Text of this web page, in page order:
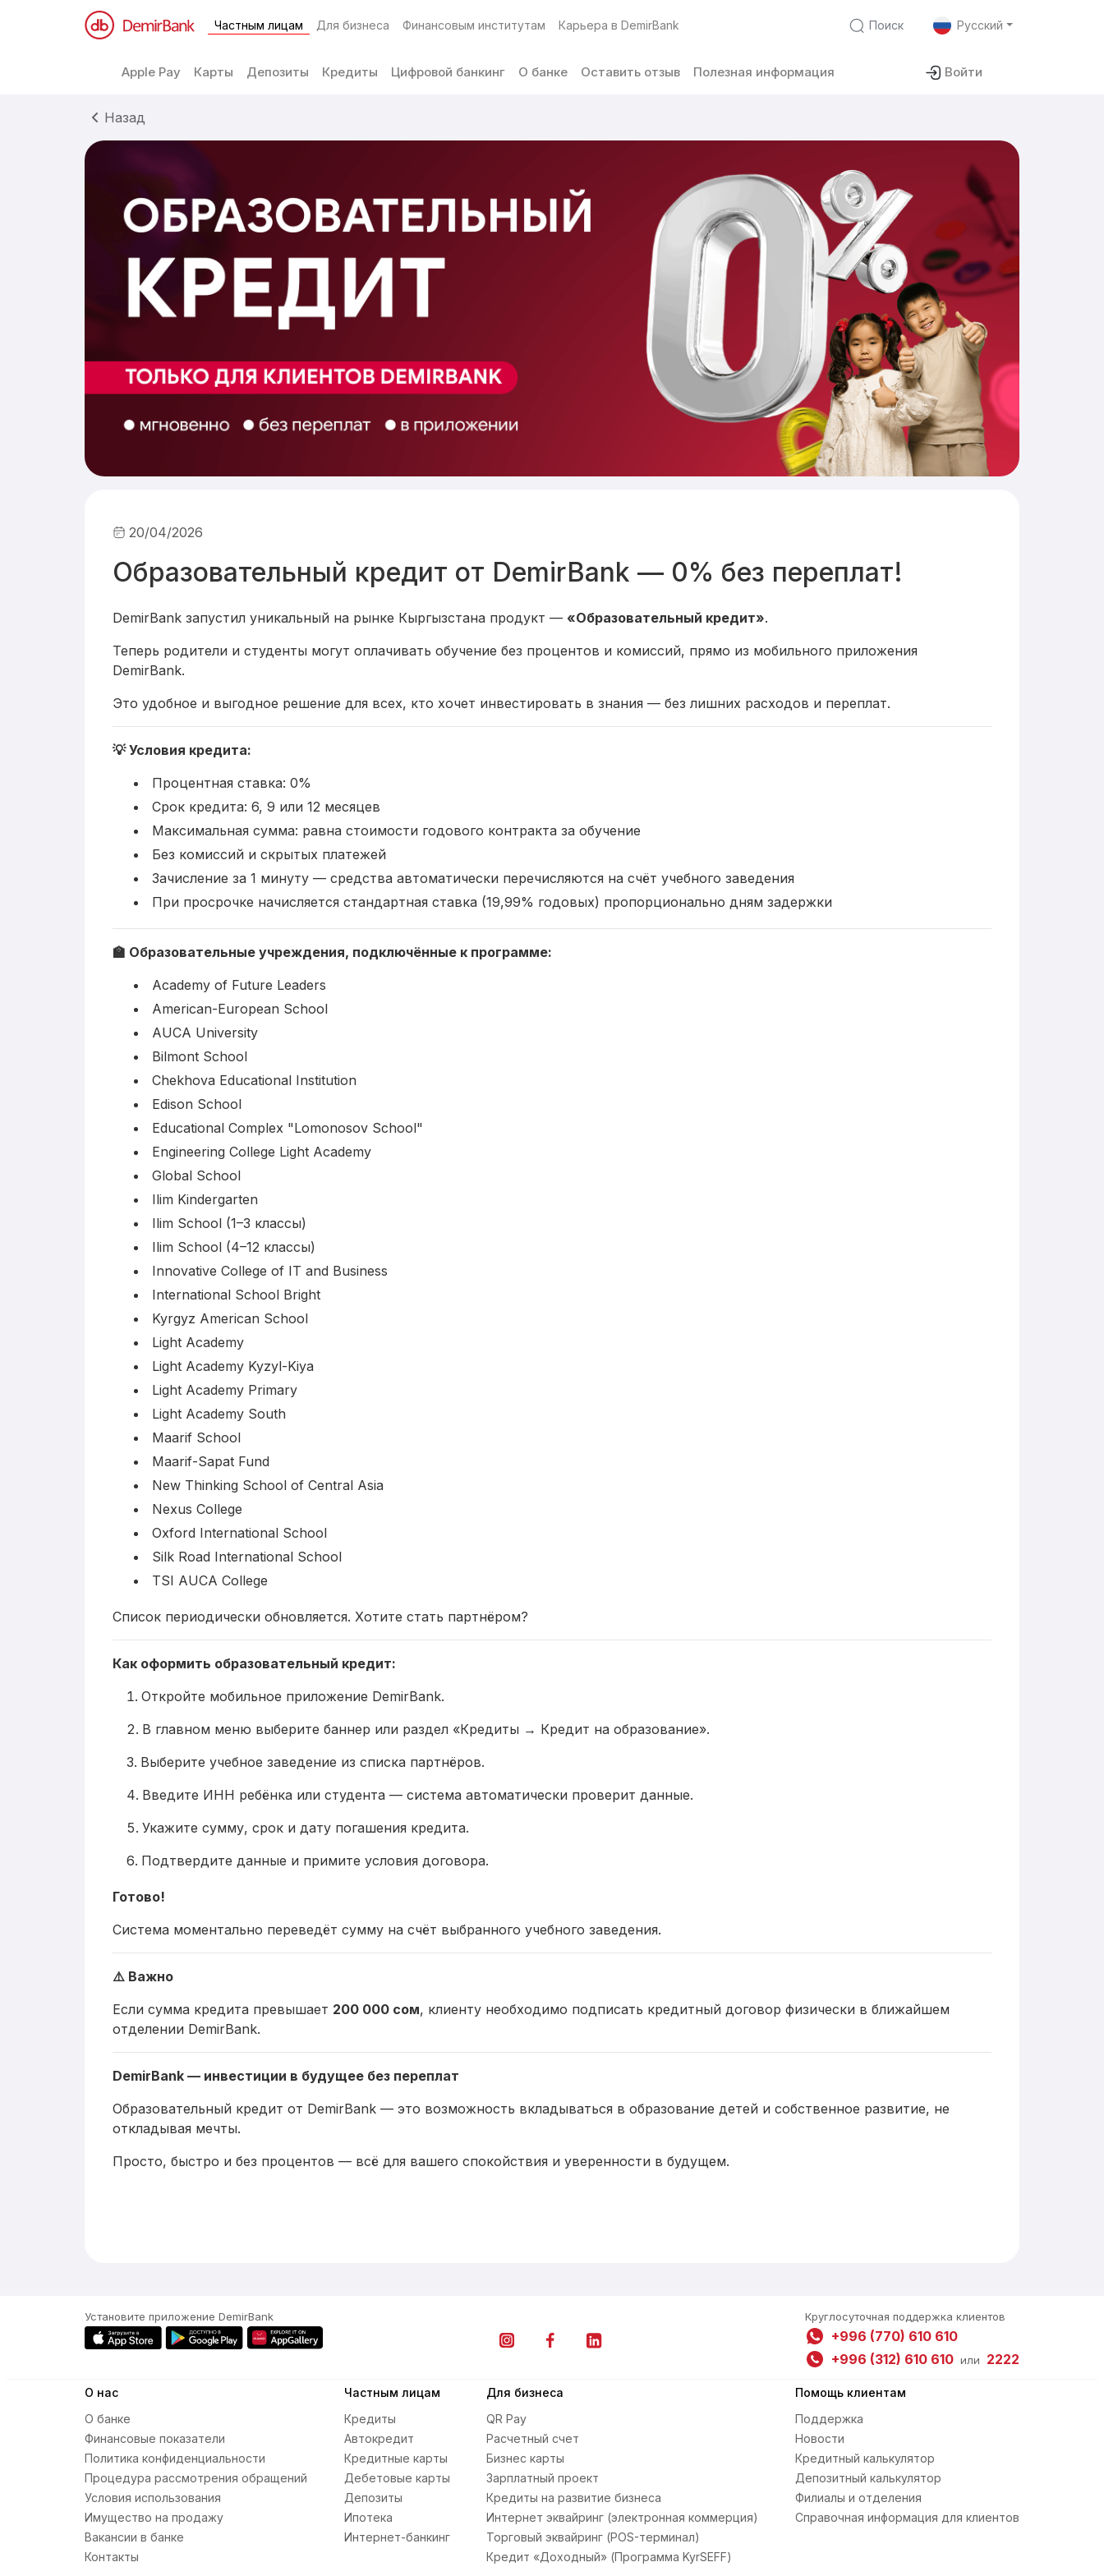
Перейти к содержимому
Частным лицам Для бизнеса Финансовым институтам Карьера в DemirBank Поиск Русский
Apple Pay Карты Депозиты Кредиты Цифровой банкинг О банке Оставить отзыв Полезная информация Войти
Назад
20/04/2026
Образовательный кредит от DemirBank — 0% без переплат!
DemirBank запустил уникальный на рынке Кыргызстана продукт — «Образовательный кредит».
Теперь родители и студенты могут оплачивать обучение без процентов и комиссий, прямо из мобильного приложения
DemirBank.
Это удобное и выгодное решение для всех, кто хочет инвестировать в знания — без лишних расходов и переплат.
💡 Условия кредита:
Процентная ставка: 0%
Срок кредита: 6, 9 или 12 месяцев
Максимальная сумма: равна стоимости годового контракта за обучение
Без комиссий и скрытых платежей
Зачисление за 1 минуту — средства автоматически перечисляются на счёт учебного заведения
При просрочке начисляется стандартная ставка (19,99% годовых) пропорционально дням задержки
🏫 Образовательные учреждения, подключённые к программе:
Academy of Future Leaders
American-European School
AUCA University
Bilmont School
Chekhova Educational Institution
Edison School
Educational Complex "Lomonosov School"
Engineering College Light Academy
Global School
Ilim Kindergarten
Ilim School (1–3 классы)
Ilim School (4–12 классы)
Innovative College of IT and Business
International School Bright
Kyrgyz American School
Light Academy
Light Academy Kyzyl-Kiya
Light Academy Primary
Light Academy South
Maarif School
Maarif-Sapat Fund
New Thinking School of Central Asia
Nexus College
Oxford International School
Silk Road International School
TSI AUCA College
Список периодически обновляется. Хотите стать партнёром?
Как оформить образовательный кредит:
Откройте мобильное приложение DemirBank.
В главном меню выберите баннер или раздел «Кредиты → Кредит на образование».
Выберите учебное заведение из списка партнёров.
Введите ИНН ребёнка или студента — система автоматически проверит данные.
Укажите сумму, срок и дату погашения кредита.
Подтвердите данные и примите условия договора.
Готово!
Система моментально переведёт сумму на счёт выбранного учебного заведения.
⚠️ Важно
Если сумма кредита превышает 200 000 сом, клиенту необходимо подписать кредитный договор физически в ближайшем
отделении DemirBank.
DemirBank — инвестиции в будущее без переплат
Образовательный кредит от DemirBank — это возможность вкладываться в образование детей и собственное развитие, не
откладывая мечты.
Просто, быстро и без процентов — всё для вашего спокойствия и уверенности в будущем.
Установите приложение DemirBank Круглосуточная поддержка клиентов
+996 (770) 610 610
+996 (312) 610 610 или 2222
О нас
О банке
Финансовые показатели
Политика конфиденциальности
Процедура рассмотрения обращений
Условия использования
Имущество на продажу
Вакансии в банке
Контакты
Частным лицам
Кредиты
Автокредит
Кредитные карты
Дебетовые карты
Депозиты
Ипотека
Интернет-банкинг
Для бизнеса
QR Pay
Расчетный счет
Бизнес карты
Зарплатный проект
Кредиты на развитие бизнеса
Интернет эквайринг (электронная коммерция)
Торговый эквайринг (POS-терминал)
Кредит «Доходный» (Программа KyrSEFF)
Помощь клиентам
Поддержка
Новости
Кредитный калькулятор
Депозитный калькулятор
Филиалы и отделения
Справочная информация для клиентов